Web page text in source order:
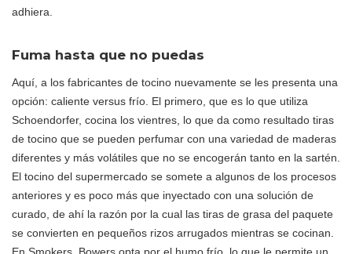
adhiera.
Fuma hasta que no puedas
Aquí, a los fabricantes de tocino nuevamente se les presenta una
opción: caliente versus frío. El primero, que es lo que utiliza
Schoendorfer, cocina los vientres, lo que da como resultado tiras
de tocino que se pueden perfumar con una variedad de maderas
diferentes y más volátiles que no se encogerán tanto en la sartén.
El tocino del supermercado se somete a algunos de los procesos
anteriores y es poco más que inyectado con una solución de
curado, de ahí la razón por la cual las tiras de grasa del paquete
se convierten en pequeños rizos arrugados mientras se cocinan.
En Smokers, Bowers opta por el humo frío, lo que le permite un